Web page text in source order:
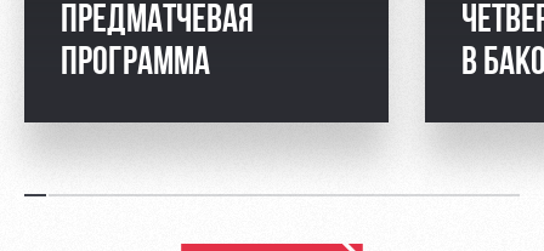
ПРЕДМАТЧЕВАЯ
ПРОГРАММА
В